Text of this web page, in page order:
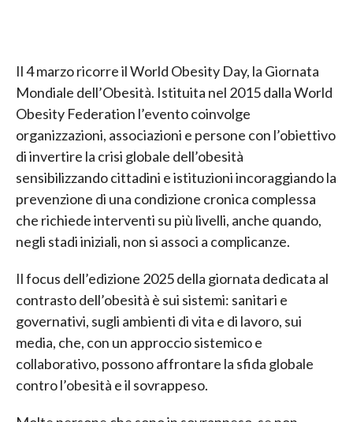
Il 4 marzo ricorre il World Obesity Day, la Giornata
Mondiale dell’Obesità. Istituita nel 2015 dalla World
Obesity Federation l’evento coinvolge
organizzazioni, associazioni e persone con l’obiettivo
di invertire la crisi globale dell’obesità
sensibilizzando cittadini e istituzioni incoraggiando la
prevenzione di una condizione cronica complessa
che richiede interventi su più livelli, anche quando,
negli stadi iniziali, non si associ a complicanze.
Il focus dell’edizione 2025 della giornata dedicata al
contrasto dell’obesità è sui sistemi: sanitari e
governativi, sugli ambienti di vita e di lavoro, sui
media, che, con un approccio sistemico e
collaborativo, possono affrontare la sfida globale
contro l’obesità e il sovrappeso.